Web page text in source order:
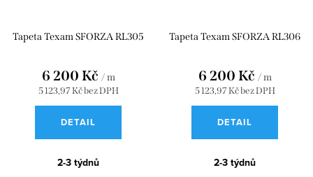
Tapeta Texam SFORZA RL305
5 123,97 Kč bez DPH
6 200 Kč / m
DETAIL
2-3 týdnů
Tapeta Texam SFORZA RL306
5 123,97 Kč bez DPH
6 200 Kč / m
DETAIL
2-3 týdnů